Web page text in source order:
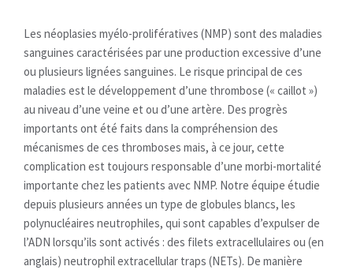
Les néoplasies myélo-prolifératives (NMP) sont des maladies
sanguines caractérisées par une production excessive d’une
ou plusieurs lignées sanguines. Le risque principal de ces
maladies est le développement d’une thrombose (« caillot »)
au niveau d’une veine et ou d’une artère. Des progrès
importants ont été faits dans la compréhension des
mécanismes de ces thromboses mais, à ce jour, cette
complication est toujours responsable d’une morbi-mortalité
importante chez les patients avec NMP. Notre équipe étudie
depuis plusieurs années un type de globules blancs, les
polynucléaires neutrophiles, qui sont capables d’expulser de
l’ADN lorsqu’ils sont activés : des filets extracellulaires ou (en
anglais) neutrophil extracellular traps (NETs). De manière